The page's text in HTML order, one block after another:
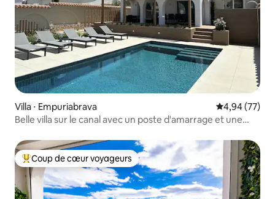
Villa ⋅ Empuriabrava Évaluation
4,94 (77)
Belle villa sur le canal avec un poste d'amarrage et une
Coups de cœur voyageurs les plus appréciés
Coup de cœur voyageurs